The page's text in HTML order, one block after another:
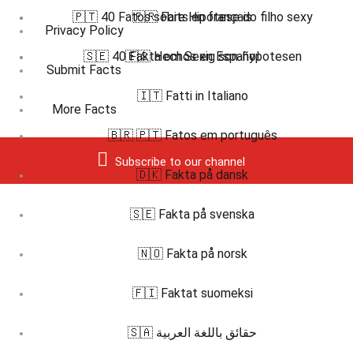
Privacy Policy
Submit Facts
More Facts
Subscribe to our channel
🇵🇹 40 Fatos sobre Hipótese do filho sexy
🇸🇪 40 Fakta om Sexig son-hypotesen
🇫🇷 Faits en français
🇪🇸 Hechos en Español
🇮🇹 Fatti in Italiano
🇧🇷 🇵🇹 Fatos em português
🇩🇰 Fakta på dansk
🇸🇪 Fakta på svenska
🇳🇴 Fakta på norsk
🇫🇮 Faktat suomeksi
🇸🇦 حقائق باللغة العربية